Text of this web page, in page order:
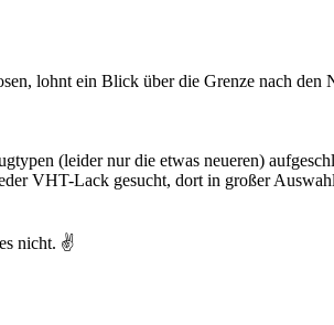
lohnt ein Blick über die Grenze nach den
(leider nur die etwas neueren)
VHT-Lack gesucht, dort in großer
nicht. ✌